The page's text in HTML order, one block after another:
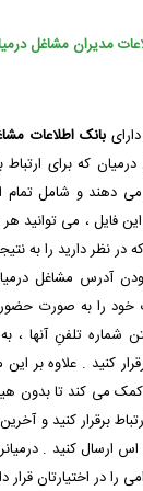
مدیران مشاغل
بانک اطلاعات
که برای ارتباط
می دهند و شامل تمام
فایل ، می توانید هر
در نظر دارید را به
آدرس مشاغل
خود را به صورت
شماره تلفنِ آنها ،
کنید . علاوه بر
کمک می کند تا بدون
برقرار کنید و
ارسال کنید .
را در اختیارتان